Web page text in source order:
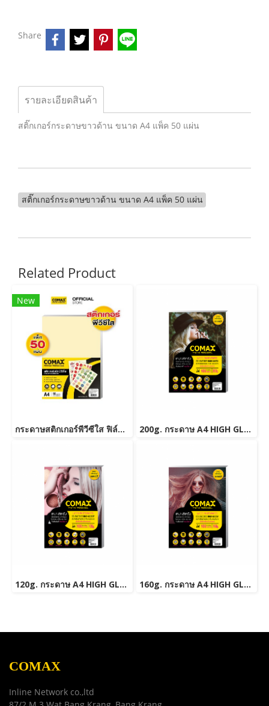
Share
รายละเอียดสินค้า
สติ๊กเกอร์กระดาษขาวด้าน ขนาด A4 แพ็ค 50 แผ่น
สติ๊กเกอร์กระดาษขาวด้าน ขนาด A4 แพ็ค 50 แผ่น
Related Product
New
กระดาษสติกเกอร์พีวีซีใส ฟิล์มใส กันน้ำ กาวเหนียว ติดทน ขนาด A4 แพ็ค 50 แผ่น 200g. กระดาษ A4 HIGH GLOSSY PHOTO INKJET PAPER (WATER RESISTANT) 100 แผ่น
120g. กระดาษ A4 HIGH GLOSSY PHOTO INKJET PAPER (WATER RESISTANT) 100 แผ่น 160g. กระดาษ A4 HIGH GLOSSY PHOTO INKJET PAPER (WATER RESISTANT) 100 แผ่น
COMAX
Inline Network co.,ltd